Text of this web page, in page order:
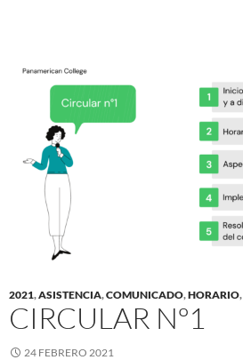
2021,ASISTENCIA,COMUNICADO,HORARIO,
CIRCULAR Nº1
24 FEBRERO 2021